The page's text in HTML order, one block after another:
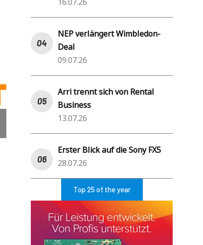
NEP verlängert Wimbledon-
Deal
09.07.26
Arri trennt sich von Rental
Business
13.07.26
Erster Blick auf die Sony FX5
28.07.26
Top 25 of the year